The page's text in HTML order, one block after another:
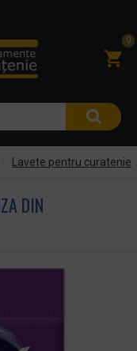
0
Lavete pentru curatenie
DIN